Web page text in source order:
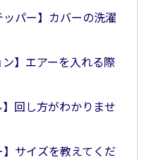
ッパー】カバーの洗濯
ン】エアーを入れる際
】回し方がわかりませ
】サイズを教えてくだ